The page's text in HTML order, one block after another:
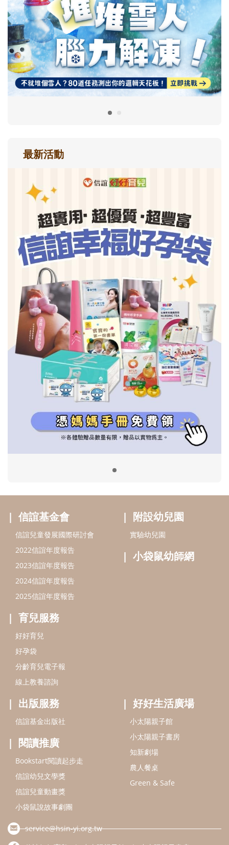
最新活動
信誼基金會
2022信誼年度報告
2023信誼年度報告
2024信誼年度報告
好孕袋
分齡育兒電子報
線上教養諮詢
附設幼兒園
小袋鼠幼師網
出版服務
信誼基金出版社
閱讀推廣
Bookstart閱讀起步走
信誼幼兒文學獎
信誼兒童動畫獎
小袋鼠說故事劇團
service@hsin-yi.org.tw
信誼好好育兒
小太陽親子書房
(02)2396-5305轉2345 (週一～週五 9:00～18:00)
認識信誼 合作洽談 智慧財產權聲明
本網站建議使用IE9(含以上)或 Google Chrome 版本瀏覽器
信誼基金會/上誼文化實業股份有限公司 版權所有 ©